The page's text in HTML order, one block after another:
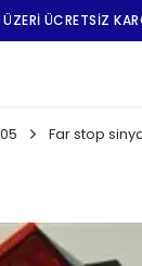
ÜCRETSIZ
Far stop